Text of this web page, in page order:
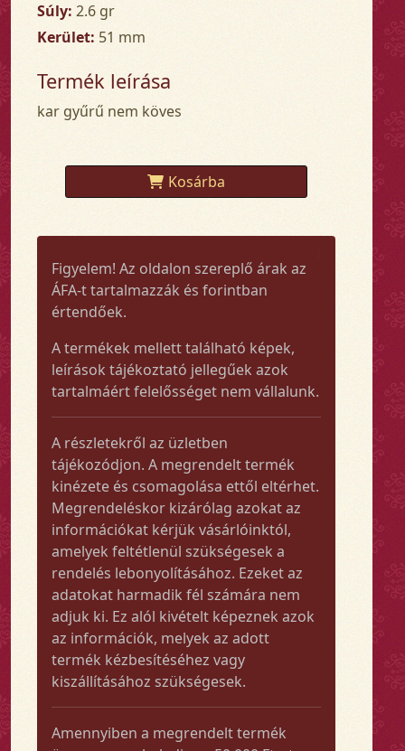
Súly: 2.6 gr
Kerület: 51 mm
Termék leírása
kar gyűrű nem köves
Kosárba
Figyelem! Az oldalon szereplő árak az
ÁFA-t tartalmazzák és forintban
értendőek.
A termékek mellett található képek,
leírások tájékoztató jellegűek azok
tartalmáért felelősséget nem vállalunk.
A részletekről az üzletben
tájékozódjon. A megrendelt termék
kinézete és csomagolása ettől eltérhet.
Megrendeléskor kizárólag azokat az
információkat kérjük vásárlóinktól,
amelyek feltétlenül szükségesek a
rendelés lebonyolításához. Ezeket az
adatokat harmadik fél számára nem
adjuk ki. Ez alól kivételt képeznek azok
az információk, melyek az adott
termék kézbesítéséhez vagy
kiszállításához szükségesek.
Amennyiben a megrendelt termék